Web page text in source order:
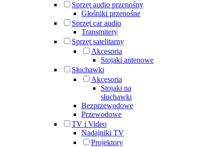
Sprzęt audio przenośny
Głośniki przenośne
Sprzęt car audio
Transmitery
Sprzęt satelitarny
Akcesoria
Stojaki antenowe
Słuchawki
Akcesoria
Stojaki na
słuchawki
Bezprzewodowe
Przewodowe
TV i Video
Nadajniki TV
Projektory